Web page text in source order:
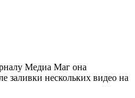
Медиа Маг она
заливки нескольких видео на